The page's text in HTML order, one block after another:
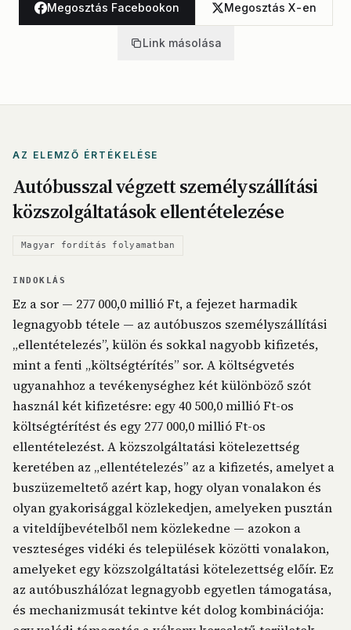
Megosztás Facebookon Megosztás X-en
Link másolása
AZ ELEMZŐ ÉRTÉKELÉSE
Autóbusszal végzett személyszállítási
közszolgáltatások ellentételezése
Magyar fordítás folyamatban
INDOKLÁS
Ez a sor — 277 000,0 millió Ft, a fejezet harmadik
legnagyobb tétele — az autóbuszos személyszállítási
„ellentételezés”, külön és sokkal nagyobb kifizetés,
mint a fenti „költségtérítés” sor. A költségvetés
ugyanahhoz a tevékenységhez két különböző szót
használ két kifizetésre: egy 40 500,0 millió Ft-os
költségtérítést és egy 277 000,0 millió Ft-os
ellentételezést. A közszolgáltatási kötelezettség
keretében az „ellentételezés” az a kifizetés, amelyet a
buszüzemeltető azért kap, hogy olyan vonalakon és
olyan gyakorisággal közlekedjen, amelyeken pusztán
a viteldíjbevételből nem közlekedne — azokon a
veszteséges vidéki és települések közötti vonalakon,
amelyeket egy közszolgáltatási kötelezettség előír. Ez
az autóbuszhálózat legnagyobb egyetlen támogatása,
és mechanizmusát tekintve két dolog kombinációja: